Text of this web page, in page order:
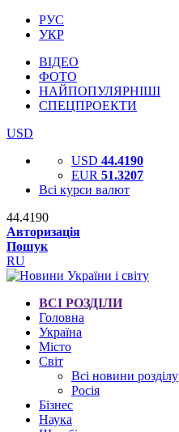
РУС
УКР
ВІДЕО
ФОТО
НАЙПОПУЛЯРНІШІ
СПЕЦПРОЕКТИ
USD
USD 44.4190
EUR 51.3207
Всі курси валют
44.4190
Авторизація
Пошук
RU
ВСІ РОЗДІЛИ
Головна
Україна
Місто
Світ
Всі новини розділу
Росія
Бізнес
Наука